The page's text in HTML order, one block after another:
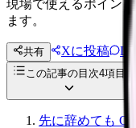
現場で使えるポイン
ます。
共有 Xに投稿
この記事の目次4項目
先に辞めても